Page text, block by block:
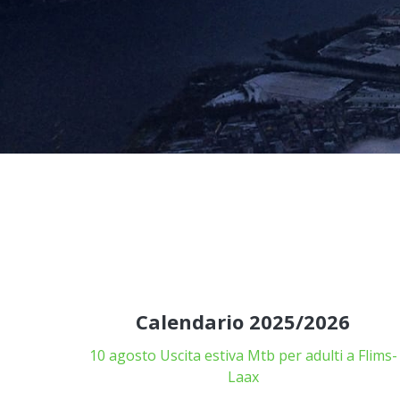
Calendario 2025/2026
10 agosto Uscita estiva Mtb per adulti a Flims-
Laax